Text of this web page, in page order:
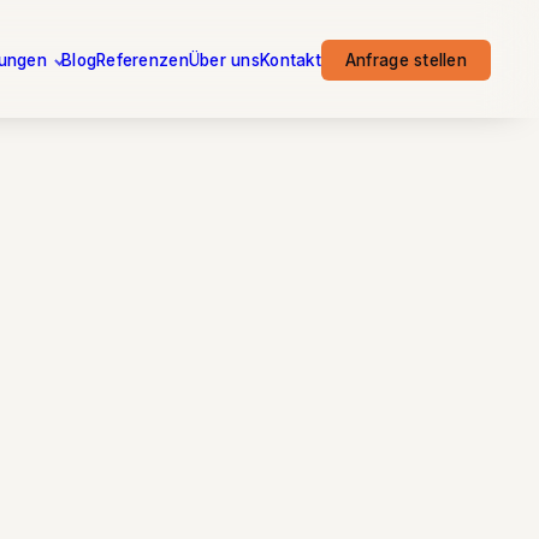
BlogReferenzenÜber unsKontakt Anfrage stellen